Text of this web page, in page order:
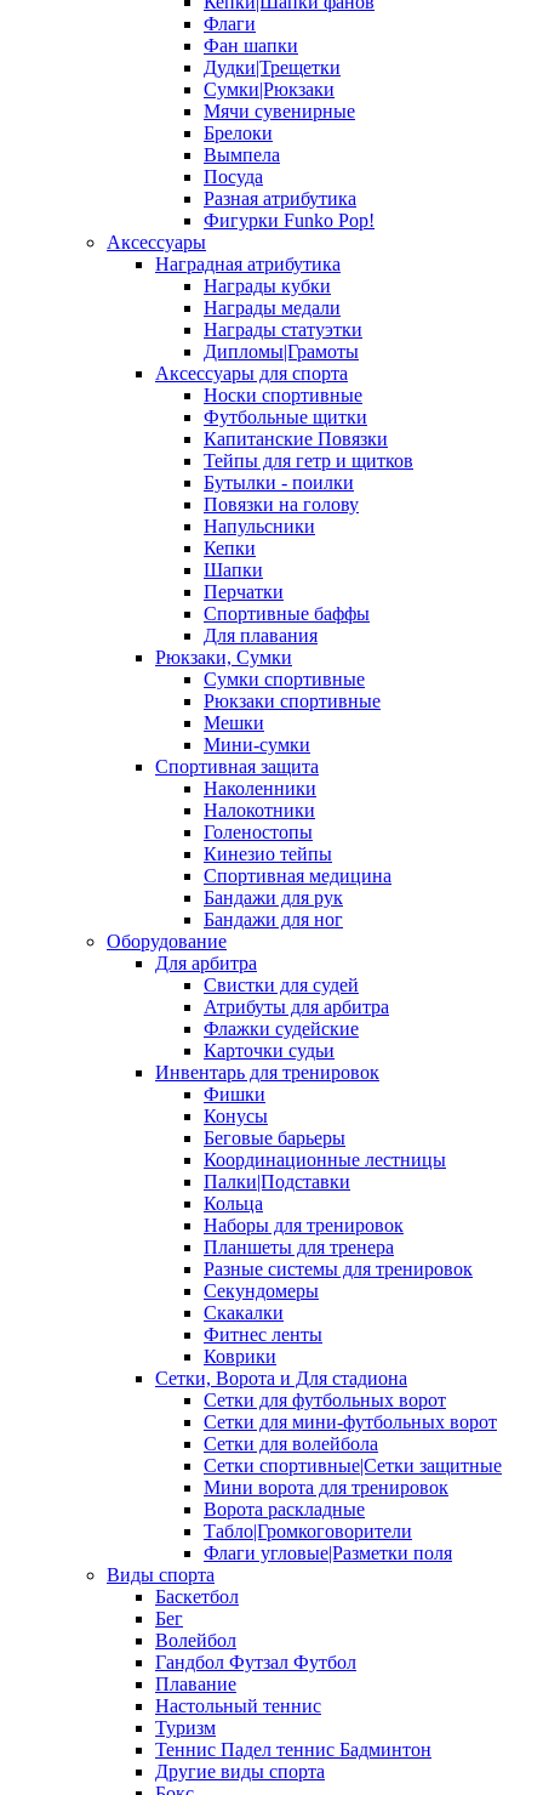
Флаги
Фан шапки
Дудки|Трещетки
Сумки|Рюкзаки
Мячи сувенирные
Брелоки
Вымпела
Посуда
Разная атрибутика
Фигурки Funko Pop!
Аксессуары
Наградная атрибутика
Награды кубки
Награды медали
Награды статуэтки
Дипломы|Грамоты
Аксессуары для спорта
Носки спортивные
Футбольные щитки
Капитанские Повязки
Тейпы для гетр и щитков
Бутылки - поилки
Повязки на голову
Напульсники
Кепки
Шапки
Перчатки
Спортивные баффы
Для плавания
Рюкзаки, Сумки
Сумки спортивные
Рюкзаки спортивные
Мешки
Мини-сумки
Спортивная защита
Наколенники
Налокотники
Голеностопы
Кинезио тейпы
Спортивная медицина
Бандажи для рук
Бандажи для ног
Оборудование
Для арбитра
Свистки для судей
Атрибуты для арбитра
Флажки судейские
Карточки судьи
Инвентарь для тренировок
Фишки
Конусы
Беговые барьеры
Координационные лестницы
Палки|Подставки
Кольца
Наборы для тренировок
Планшеты для тренера
Разные системы для тренировок
Секундомеры
Скакалки
Фитнес ленты
Коврики
Сетки, Ворота и Для стадиона
Сетки для футбольных ворот
Сетки для мини-футбольных ворот
Сетки для волейбола
Сетки спортивные|Сетки защитные
Мини ворота для тренировок
Ворота раскладные
Табло|Громкоговорители
Флаги угловые|Разметки поля
Виды спорта
Баскетбол
Бег
Волейбол
Гандбол Футзал Футбол
Плавание
Настольный теннис
Туризм
Теннис Падел теннис Бадминтон
Другие виды спорта